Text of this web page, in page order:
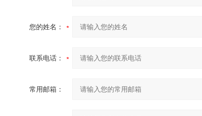
您的姓名：
联系电话：
常用邮箱：